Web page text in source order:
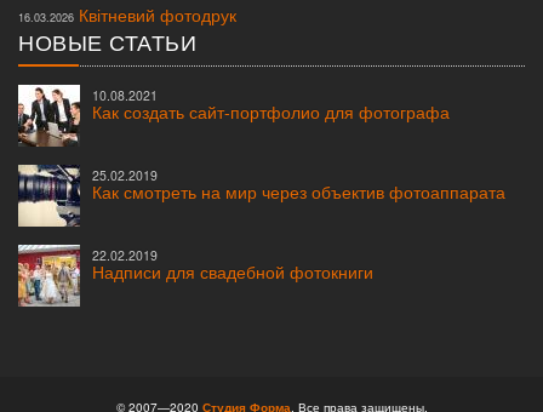
16.03.2026 Квітневий фотодрук
НОВЫЕ СТАТЬИ
10.08.2021
Как создать сайт-портфолио для фотографа
25.02.2019
Как смотреть на мир через объектив фотоаппарата
22.02.2019
Надписи для свадебной фотокниги
© 2007—2020 Студия Форма . Все права защищены.